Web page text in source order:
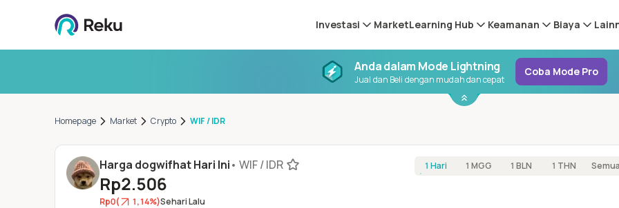
Investasi MarketLearning Hub Keamanan Biaya
Anda dalam Mode Lightning
Jual dan Beli dengan mudah dan cepat
Coba Mode Pro
Homepage Market Crypto WIF / IDR
Harga dogwifhat Hari Ini• WIF / IDR
Rp2.506
Rp0( 1,14%)Sehari Lalu
1 Hari 1 MGG 1 BLN 1 THN Semua